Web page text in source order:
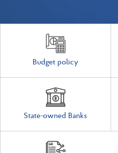
Budget policy
State-owned Banks